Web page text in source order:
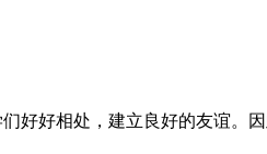
好好相处，建立良好的友谊。